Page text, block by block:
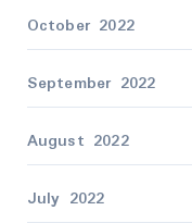
October 2022
September 2022
August 2022
July 2022